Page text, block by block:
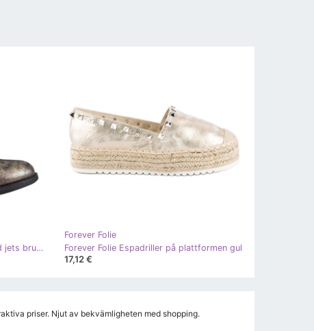
Forever Folie Snygga stövlar med jets brun gul
Forever Folie
Forever Folie Espadriller på plattformen gul
17,12 €
priser. Njut av bekvämligheten med shopping.